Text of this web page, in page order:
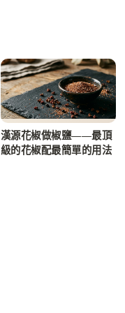
漢源花椒做椒鹽——最頂
級的花椒配最簡單的用法